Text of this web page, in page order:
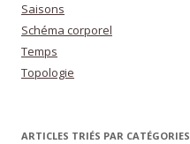
Saisons
Schéma corporel
Temps
Topologie
ARTICLES TRIÉS PAR CATÉGORIES